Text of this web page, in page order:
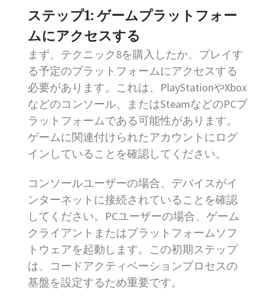
ステップ1: ゲームプラットフォー
ムにアクセスする
まず、テクニック8を購入したか、プレイす
る予定のプラットフォームにアクセスする
必要があります。これは、PlayStationやXbox
などのコンソール、またはSteamなどのPCプ
ラットフォームである可能性があります。
ゲームに関連付けられたアカウントにログ
インしていることを確認してください。
コンソールユーザーの場合、デバイスがイ
ンターネットに接続されていることを確認
してください。PCユーザーの場合、ゲーム
クライアントまたはプラットフォームソフ
トウェアを起動します。この初期ステップ
は、コードアクティベーションプロセスの
基盤を設定するため重要です。